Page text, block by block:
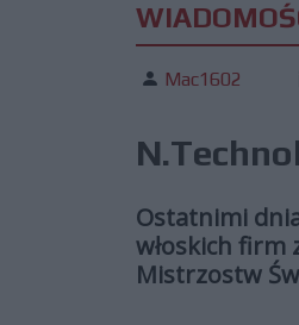
Mac1602
Ostatnimi
włoskich firm
Mistrzostw